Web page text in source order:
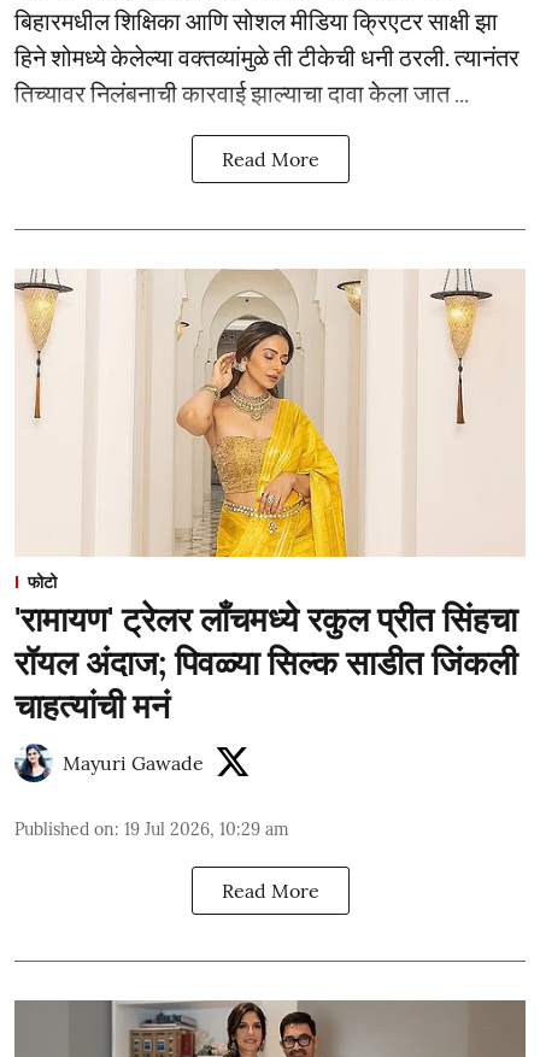
बिहारमधील शिक्षिका आणि सोशल मीडिया क्रिएटर साक्षी झा
हिने शोमध्ये केलेल्या वक्तव्यांमुळे ती टीकेची धनी ठरली. त्यानंतर
तिच्यावर निलंबनाची कारवाई झाल्याचा दावा केला जात ...
Read More
फोटो
'रामायण' ट्रेलर लाँचमध्ये रकुल प्रीत सिंहचा
रॉयल अंदाज; पिवळ्या सिल्क साडीत जिंकली
चाहत्यांची मनं
Mayuri Gawade
Published on: 19 Jul 2026, 10:29 am
Read More